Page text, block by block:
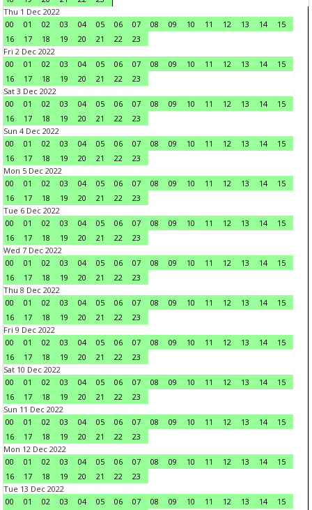
Thu 1 Dec 2022
00
01 02 03 04 05 06 07 08 09 10 11 12 13 14
15
16
17 18 19 20 21 22
23
Fri 2 Dec 2022
00
01 02 03 04 05 06 07 08 09 10 11 12 13 14
15
16
17 18 19 20 21 22
23
Sat 3 Dec 2022
00
01 02 03 04 05 06 07 08 09 10 11 12 13 14
15
16
17 18 19 20 21 22
23
Sun 4 Dec 2022
00
01 02 03 04 05 06 07 08 09 10 11 12 13 14
15
16
17 18 19 20 21 22
23
Mon 5 Dec 2022
00
01 02 03 04 05 06 07 08 09 10 11 12 13 14
15
16
17 18 19 20 21 22
23
Tue 6 Dec 2022
00
01 02 03 04 05 06 07 08 09 10 11 12 13 14
15
16
17 18 19 20 21 22
23
Wed 7 Dec 2022
00
01 02 03 04 05 06 07 08 09 10 11 12 13 14
15
16
17 18 19 20 21 22
23
Thu 8 Dec 2022
00
01 02 03 04 05 06 07 08 09 10 11 12 13 14
15
16
17 18 19 20 21 22
23
Fri 9 Dec 2022
00
01 02 03 04 05 06 07 08 09 10 11 12 13 14
15
16
17 18 19 20 21 22
23
Sat 10 Dec 2022
00
01 02 03 04 05 06 07 08 09 10 11 12 13 14
15
16
17 18 19 20 21 22
23
Sun 11 Dec 2022
00
01 02 03 04 05 06 07 08 09 10 11 12 13 14
15
16
17 18 19 20 21 22
23
Mon 12 Dec 2022
00
01 02 03 04 05 06 07 08 09 10 11 12 13 14
15
16
17 18 19 20 21 22
23
Tue 13 Dec 2022
00
01 02 03 04 05 06 07 08 09 10 11 12 13 14
15